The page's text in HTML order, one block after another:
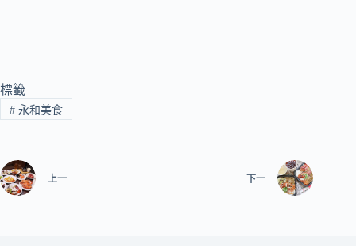
標籤
#永和美食
上一 下一